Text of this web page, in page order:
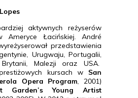
aktywnych reżyserów
Ameryce Łacińskiej. André
przedstawienia
Urugwaju, Portugalii,
Malezji oraz USA.
kursach w San
Opera Program, 2001)
Garden’s Young Artist